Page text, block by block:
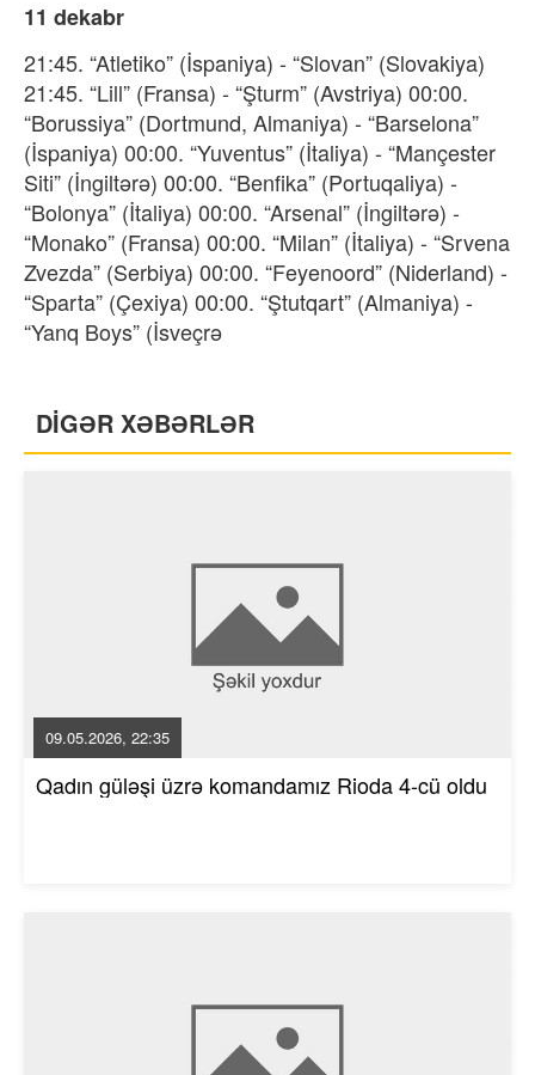
11 dekabr
21:45. “Atletiko” (İspaniya) - “Slovan” (Slovakiya)
21:45. “Lill” (Fransa) - “Şturm” (Avstriya) 00:00.
“Borussiya” (Dortmund, Almaniya) - “Barselona”
(İspaniya) 00:00. “Yuventus” (İtaliya) - “Mançester
Siti” (İngiltərə) 00:00. “Benfika” (Portuqaliya) -
“Bolonya” (İtaliya) 00:00. “Arsenal” (İngiltərə) -
“Monako” (Fransa) 00:00. “Milan” (İtaliya) - “Srvena
Zvezda” (Serbiya) 00:00. “Feyenoord” (Niderland) -
“Sparta” (Çexiya) 00:00. “Ştutqart” (Almaniya) -
“Yanq Boys” (İsveçrə
DİGƏR XƏBƏRLƏR
09.05.2026, 22:35
Qadın güləşi üzrə komandamız Rioda 4-cü oldu